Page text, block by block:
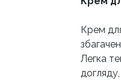
Крем
Легка